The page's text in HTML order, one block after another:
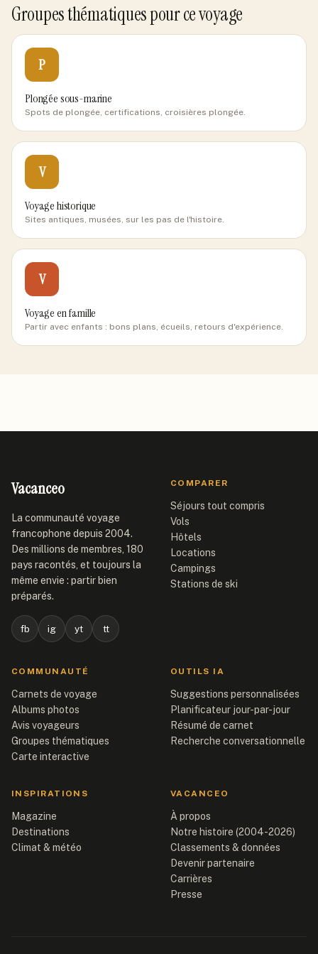
Groupes thématiques pour ce voyage
P
Plongée sous-marine
Spots de plongée, certifications, croisières plongée.
V
Voyage historique
Sites antiques, musées, sur les pas de l'histoire.
V
Voyage en famille
Partir avec enfants : bons plans, écueils, retours d'expérience.
Vacanceo
La communauté voyage
francophone depuis 2004.
Des millions de membres, 180
pays racontés, et toujours la
même envie : partir bien
préparés.
fb ig yt tt
COMPARER
Séjours tout compris
Vols
Hôtels
Locations
Campings
Stations de ski
COMMUNAUTÉ
Carnets de voyage
Albums photos
Avis voyageurs
Groupes thématiques
Carte interactive
OUTILS IA
Suggestions personnalisées
Planificateur jour-par-jour
Résumé de carnet
Recherche conversationnelle
INSPIRATIONS
Magazine
Destinations
Climat & météo
VACANCEO
À propos
Notre histoire (2004-2026)
Classements & données
Devenir partenaire
Carrières
Presse